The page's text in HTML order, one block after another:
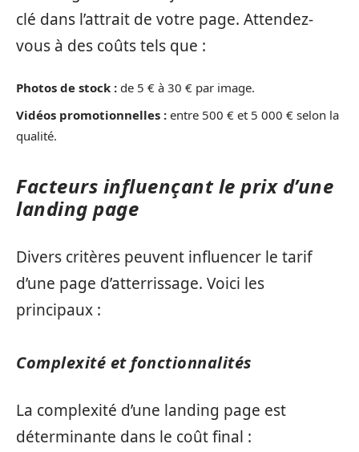
clé dans l’attrait de votre page. Attendez-
vous à des coûts tels que :
Photos de stock : de 5 € à 30 € par image.
Vidéos promotionnelles : entre 500 € et 5 000 € selon la
qualité.
Facteurs influençant le prix d’une
landing page
Divers critères peuvent influencer le tarif
d’une page d’atterrissage. Voici les
principaux :
Complexité et fonctionnalités
La complexité d’une landing page est
déterminante dans le coût final :